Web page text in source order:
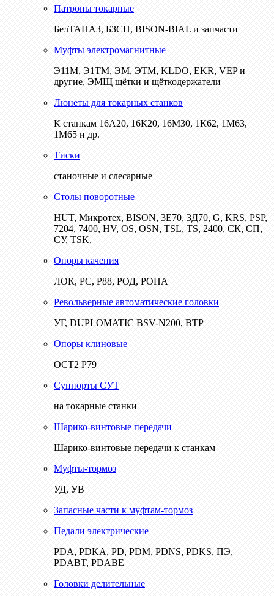
Патроны токарные
БелТАПАЗ, БЗСП, BISON-BIAL и запчасти
Муфты электромагнитные
Э11М, Э1ТМ, ЭМ, ЭТМ, KLDO, EKR, VEP и
другие, ЭМЩ щётки и щёткодержатели
Люнеты для токарных станков
К станкам 16А20, 16К20, 16М30, 1К62, 1М63,
1М65 и др.
Тиски
станочные и слесарные
Столы поворотные
HUT, Микротех, BISON, 3Е70, 3Д70, G, KRS, PSP,
7204, 7400, HV, OS, OSN, TSL, TS, 2400, СК, СП,
СУ, TSK,
Опоры качения
ЛОК, РС, Р88, РОД, РОНА
Револьверные автоматические головки
УГ, DUPLOMATIC BSV-N200, ВТР
Опоры клиновые
ОСТ2 Р79
Суппорты СУТ
на токарные станки
Шарико-винтовые передачи
Шарико-винтовые передачи к станкам
Муфты-тормоз
УД, УВ
Запасные части к муфтам-тормоз
Педали электрические
PDA, PDKA, PD, PDM, PDNS, PDKS, ПЭ,
PDABT, PDABE
Головки делительные